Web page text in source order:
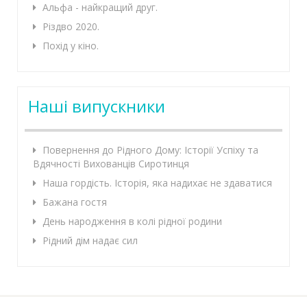
Альфа - найкращий друг.
Різдво 2020.
Похід у кіно.
Наші випускники
Повернення до Рідного Дому: Історії Успіху та
Вдячності Вихованців Сиротинця
Наша гордість. Історія, яка надихає не здаватися
Бажана гостя
День народження в колі рідної родини
Рідний дім надає сил